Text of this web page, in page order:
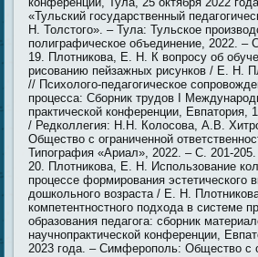
«Тульский государственный
Н. Толстого». – Тула: Тульское
полиграфическое объединение, 2022. –
Плотникова, Е. Н. К вопросу об
рисованию пейзажных рисунков / Е. Н.
// Психолого-педагогическое
процесса: Сборник трудов I
практической конференции, Евпатория,
/ Редколлегия: Н.Н. Колосова, А.В.
Общество с ограниченной
Типография «Ариал», 2022. – С. 201-205.
Плотникова, Е. Н. Использование
процессе формирования эстетического
дошкольного возраста / Е. Н.
компетентностного подхода в системе
образования педагога: сборник
научнопрактической конференции,
2023 года. – Симферополь: Общество с